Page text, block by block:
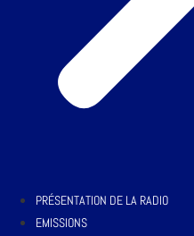
PRÉSENTATION DE LA RADIO
EMISSIONS